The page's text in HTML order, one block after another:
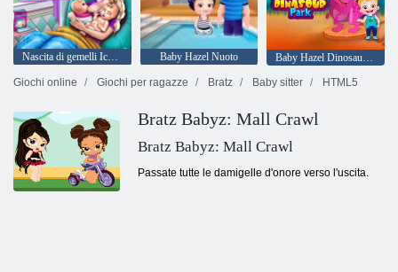
Nascita di gemelli Ice Queen Baby Hazel Nuoto
Baby Hazel Dinosaur Park
Giochi online
Giochi per ragazze Bratz Baby sitter HTML5
Bratz Babyz: Mall Crawl
Bratz Babyz: Mall Crawl
Passate tutte le damigelle d'onore verso l'uscita.